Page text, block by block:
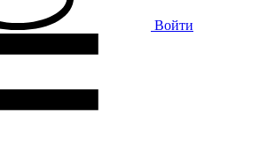
Войти